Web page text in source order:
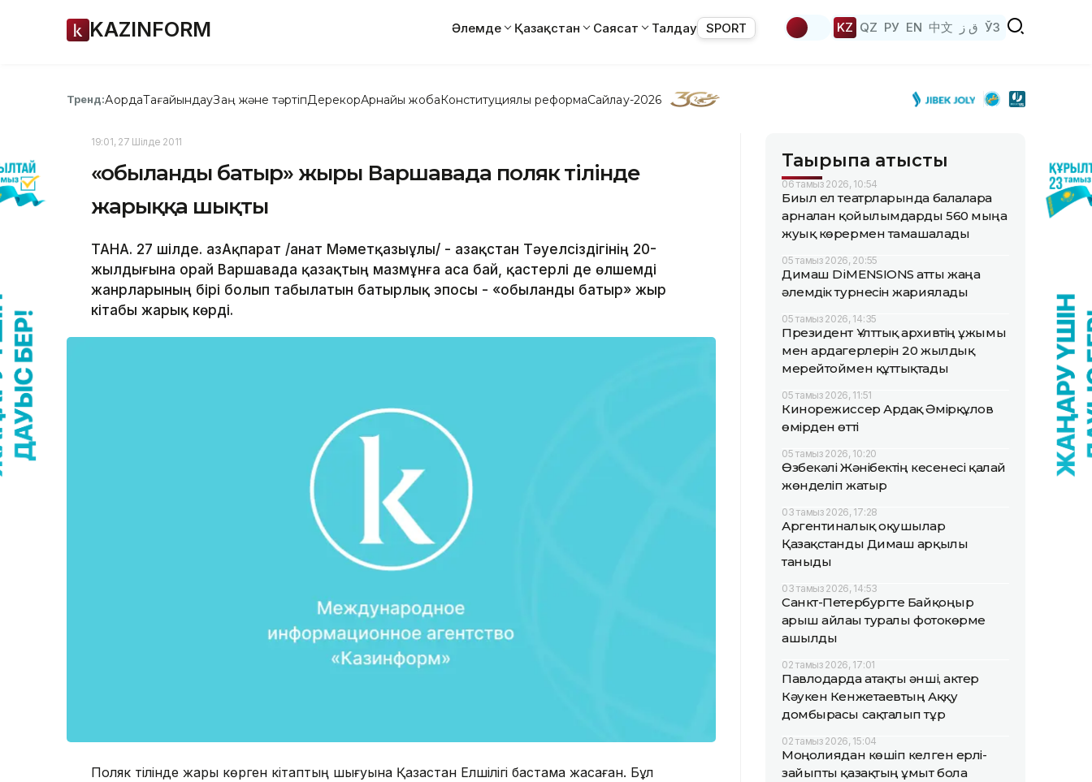
KAZINFORM Әлемде Қазақстан Саясат Талдау SPORT KZ QZ РУ EN 中文 ق ز ЎЗ
Тренд:АқордаТағайындауЗаң және тәртіпДерекқорАрнайы жобаКонституциялық реформаСайлау-2026
19:01, 27 Шілде 2011
«Қобыланды батыр» жыры Варшавада поляк тілінде
жарыққа шықты
ТАНА. 27 шілде. ҚазАқпарат /Қанат Мәметқазыұлы/ - Қазақстан Тәуелсіздігінің 20-
жылдығына орай Варшавада қазақтың мазмұнға аса бай, қастерлі де өлшемді
жанрларының бірі болып табылатын батырлық эпосы - «Қобыланды батыр» жыр
кітабы жарық көрді.
Поляк тілінде жарық көрген кітаптың шығуына Қазақстан Елшілігі бастама жасаған. Бұл
Тақырыпқа қатысты
06 тамыз 2026, 10:54
Биыл ел театрларында балаларға
арналған қойылымдарды 560 мыңға
жуық көрермен тамашалады
05 тамыз 2026, 20:55
Димаш DiMENSIONS атты жаңа
әлемдік турнесін жариялады
05 тамыз 2026, 14:35
Президент Ұлттық архивтің ұжымы
мен ардагерлерін 20 жылдық
мерейтоймен құттықтады
05 тамыз 2026, 11:51
Кинорежиссер Ардақ Әмірқұлов
өмірден өтті
05 тамыз 2026, 10:20
Өзбекәлі Жәнібектің кесенесі қалай
жөнделіп жатыр
03 тамыз 2026, 17:28
Аргентиналық оқушылар
Қазақстанды Димаш арқылы
таныды
03 тамыз 2026, 14:53
Санкт-Петербургте Байқоңыр
ғарыш айлағы туралы фотокөрме
ашылды
02 тамыз 2026, 17:01
Павлодарда атақты әнші, актер
Кәукен Кенжетаевтың Аққу
домбырасы сақталып тұр
02 тамыз 2026, 15:04
Моңғолиядан көшіп келген ерлі-
зайыпты қазақтың ұмыт бола